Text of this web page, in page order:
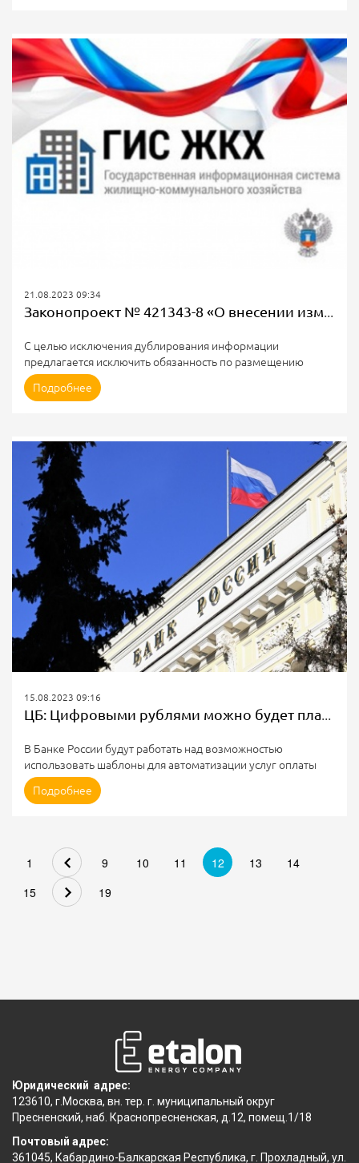
В рамках дела о банкротстве должника общество
«АтомЭнергоСбыт» (гарантирующий поставщик) обратилось
в арбитражный суд с заявлением о разрешении
разногласий с конкурсным управляющим предбанкротного
общества «ТрикВол»...
21.08.2023 09:34
Законопроект № 421343-8 «О внесении изменений в статьи 6 и 7 ФЗ "О ГИС ЖКХ"
С целью исключения дублирования информации
предлагается исключить обязанность по размещению
ресурсоснабжающими организациями сведений,
размещение которых возложено на иных лиц. В частности,
необходимых для предоставления коммунальных услуг, в
многоквартирные дома, жилые дома, а также результаты их
исполнения.
В рамках реализации требований Федерального закона от
28 ноября 2018 г. № 442-ФЗ...
Подробнее
15.08.2023 09:16
ЦБ: Цифровыми рублями можно будет платить за ЖКХ
В Банке России будут работать над возможностью
использовать шаблоны для автоматизации услуг оплаты
ЖКХ цифровыми рублями. Об этом заявила на пресс-
конференции первый зампред ЦБ РФ Ольга
этот шаблон или не хочет. Это исключительно выбор
человека. Мы начнем с простых шаблонов: оплата ЖКХ,
переводы, а дальше будем думать, как эти шаблоны
расширять", - сказала она. По словам Скоробогатовой,
прекратить использование...
Подробнее
1 9 10 11 12 13
14
15
19
Юридический адрес:
123610, г.Москва, вн. тер. г. муниципальный округ
Пресненский, наб. Краснопресненская, д.12, помещ.1/18
Почтовый адрес:
361045, Кабардино-Балкарская Республика, г. Прохладный, ул.